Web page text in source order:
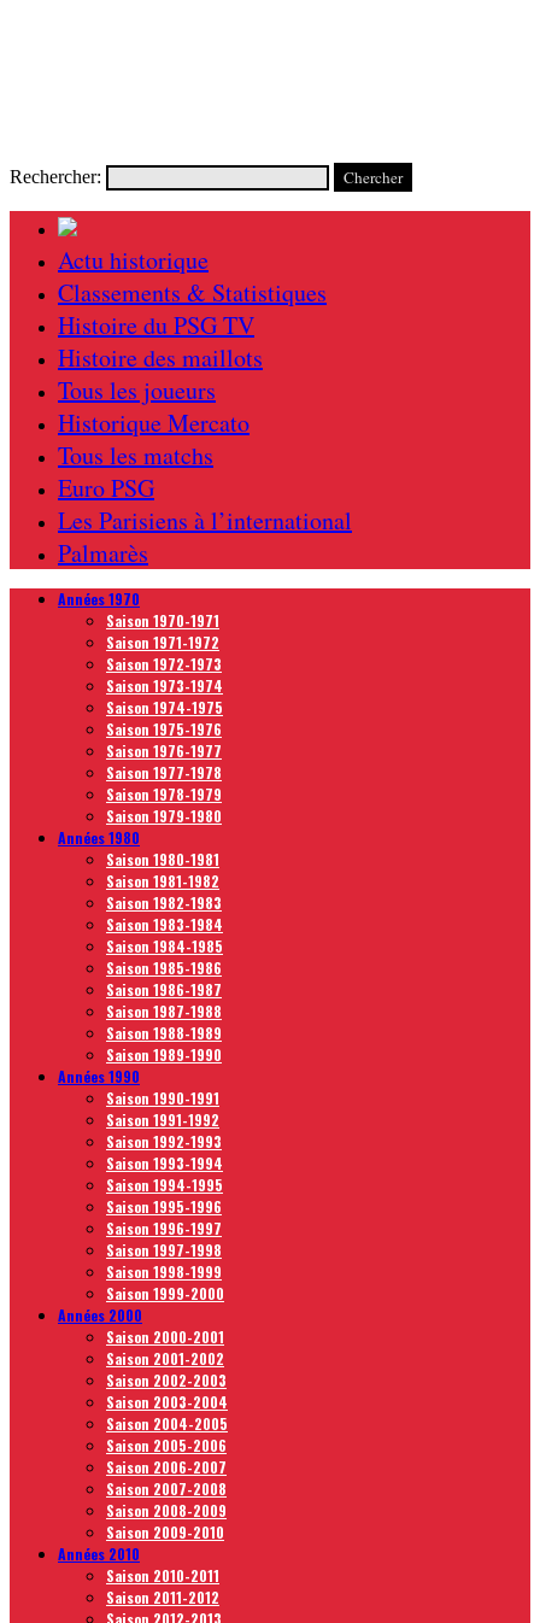
Rechercher:
Actu historique
Classements & Statistiques
Histoire du PSG TV
Histoire des maillots
Tous les joueurs
Historique Mercato
Tous les matchs
Euro PSG
Les Parisiens à l’international
Palmarès
Années 1970
Saison 1970-1971
Saison 1971-1972
Saison 1972-1973
Saison 1973-1974
Saison 1974-1975
Saison 1975-1976
Saison 1976-1977
Saison 1977-1978
Saison 1978-1979
Saison 1979-1980
Années 1980
Saison 1980-1981
Saison 1981-1982
Saison 1982-1983
Saison 1983-1984
Saison 1984-1985
Saison 1985-1986
Saison 1986-1987
Saison 1987-1988
Saison 1988-1989
Saison 1989-1990
Années 1990
Saison 1990-1991
Saison 1991-1992
Saison 1992-1993
Saison 1993-1994
Saison 1994-1995
Saison 1995-1996
Saison 1996-1997
Saison 1997-1998
Saison 1998-1999
Saison 1999-2000
Années 2000
Saison 2000-2001
Saison 2001-2002
Saison 2002-2003
Saison 2003-2004
Saison 2004-2005
Saison 2005-2006
Saison 2006-2007
Saison 2007-2008
Saison 2008-2009
Saison 2009-2010
Années 2010
Saison 2010-2011
Saison 2011-2012
Saison 2012-2013